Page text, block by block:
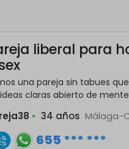
liberal para
una pareja sin tabues
claras abierto de
• 34 años Málaga-
655 *** ***